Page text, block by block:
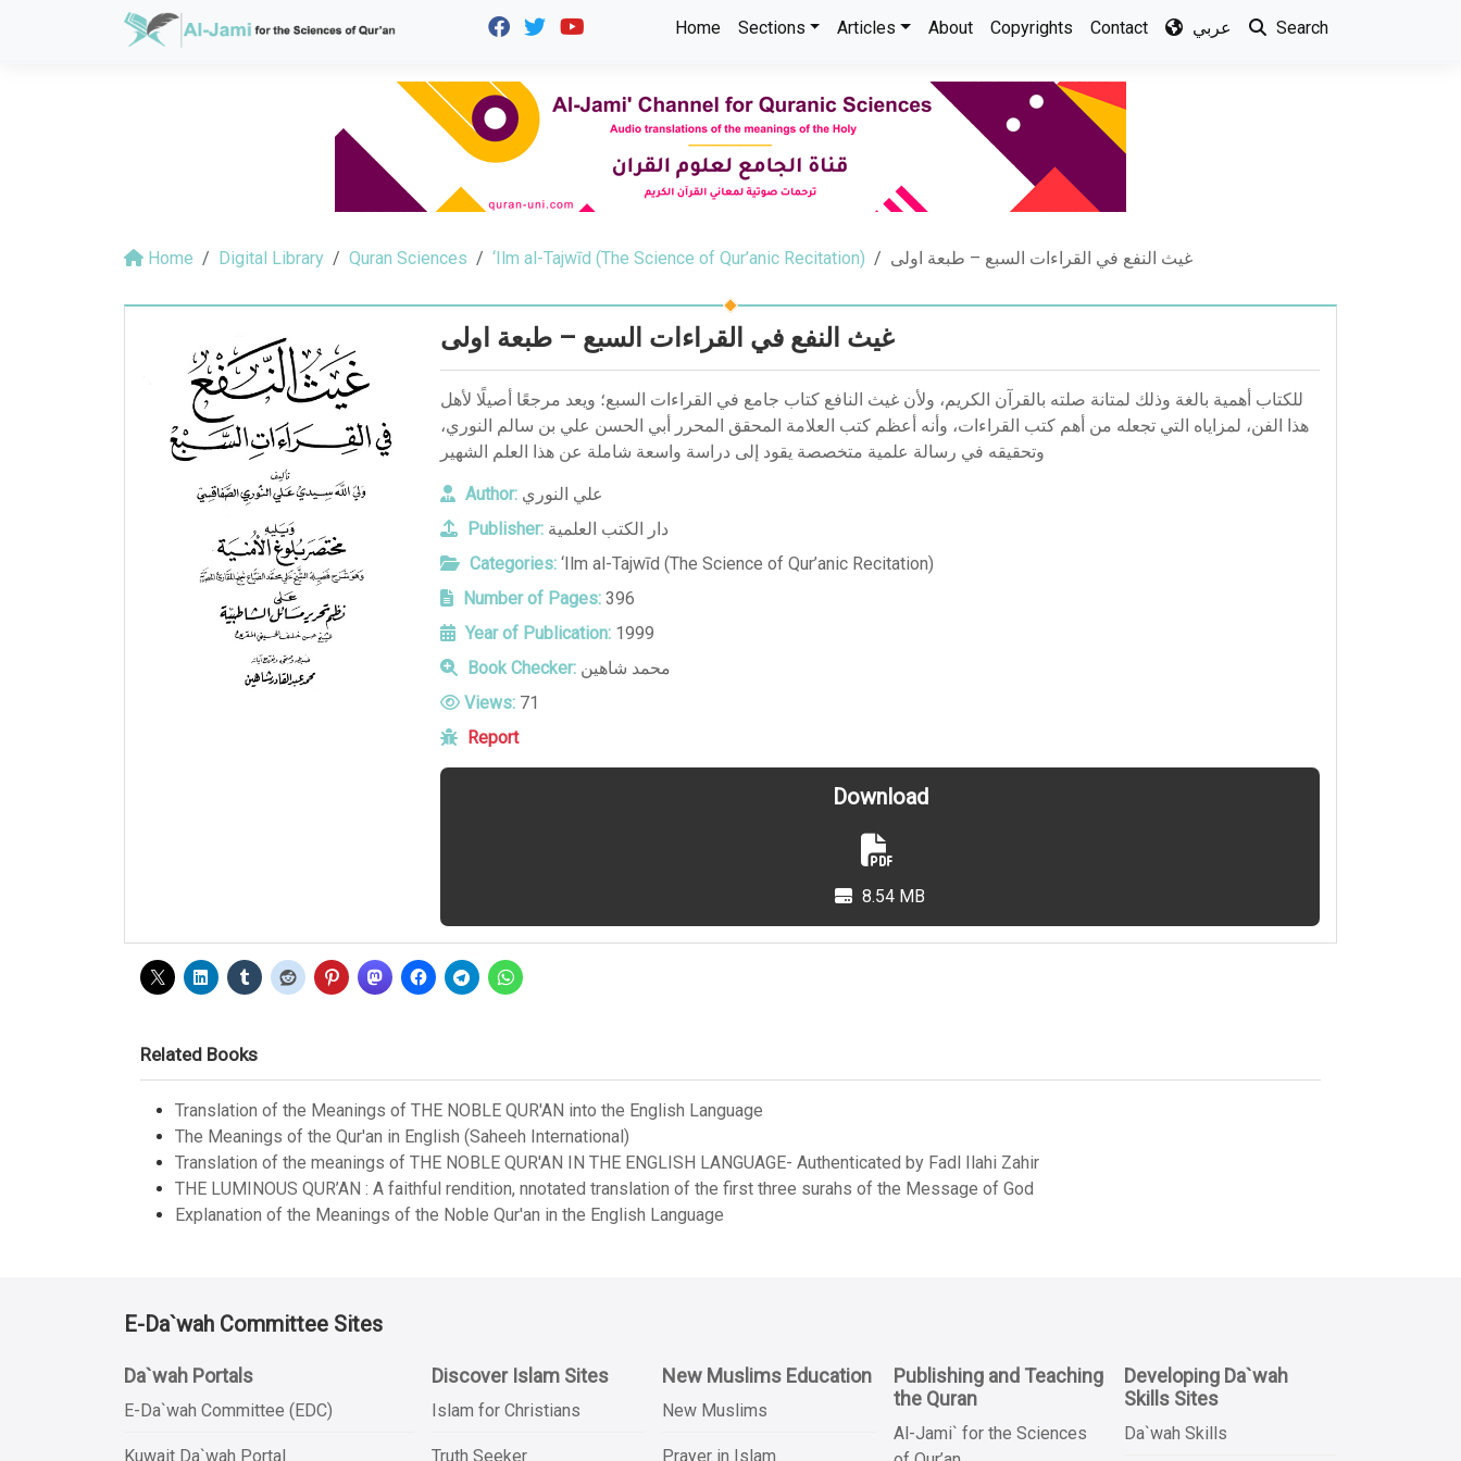
Home Sections Articles About Copyrights Contact عربي Search
Home Digital Library Quran Sciences ‘Ilm al-Tajwīd (The Science of Qur’anic Recitation) غيث النفع في القراءات السبع – طبعة اولى
غيث النفع في القراءات السبع – طبعة اولى
للكتاب أهمية بالغة وذلك لمتانة صلته بالقرآن الكريم، ولأن غيث النافع كتاب جامع في القراءات السبع؛ ويعد مرجعًا أصيلًا لأهل
هذا الفن، لمزاياه التي تجعله من أهم كتب القراءات، وأنه أعظم كتب العلامة المحقق المحرر أبي الحسن علي بن سالم النوري،
وتحقيقه في رسالة علمية متخصصة يقود إلى دراسة واسعة شاملة عن هذا العلم الشهير
Author: علي النوري
Publisher: دار الكتب العلمية
Categories: ‘Ilm al-Tajwīd (The Science of Qur’anic Recitation)
Number of Pages: 396
Year of Publication: 1999
Book Checker: محمد شاهين
Views: 71
Report
Download
8.54 MB
Related Books
Translation of the Meanings of THE NOBLE QUR'AN into the English Language
The Meanings of the Qur'an in English (Saheeh International)
Translation of the meanings of THE NOBLE QUR'AN IN THE ENGLISH LANGUAGE- Authenticated by Fadl Ilahi Zahir
THE LUMINOUS QUR’AN : A faithful rendition, nnotated translation of the first three surahs of the Message of God
Explanation of the Meanings of the Noble Qur'an in the English Language
E-Da`wah Committee Sites
Da`wah Portals
E-Da`wah Committee (EDC)
Kuwait Da`wah Portal
Discover Islam Sites
Islam for Christians
Truth Seeker
New Muslims Education
New Muslims
Prayer in Islam
Publishing and Teaching
the Quran
Al-Jami` for the Sciences
Developing Da`wah
Skills Sites
Da`wah Skills